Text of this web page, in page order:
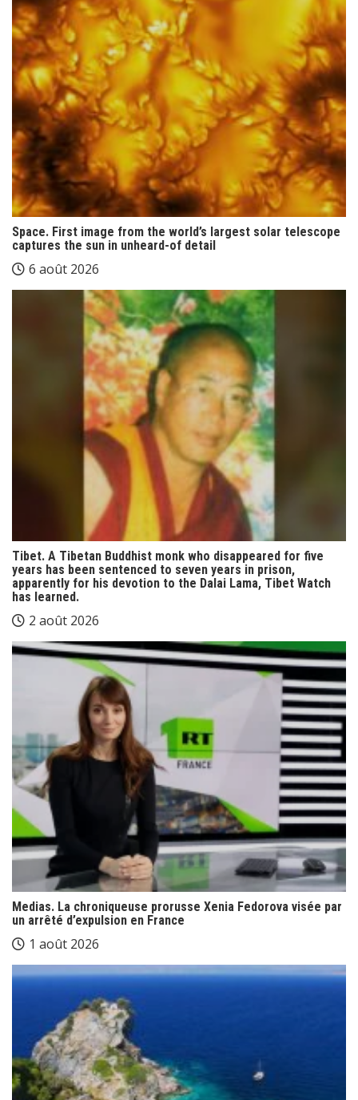
Space. First image from the world’s largest solar telescope
captures the sun in unheard-of detail
6 août 2026
Tibet. A Tibetan Buddhist monk who disappeared for five
years has been sentenced to seven years in prison,
apparently for his devotion to the Dalai Lama, Tibet Watch
has learned.
2 août 2026
Medias. La chroniqueuse prorusse Xenia Fedorova visée par
un arrêté d’expulsion en France
1 août 2026